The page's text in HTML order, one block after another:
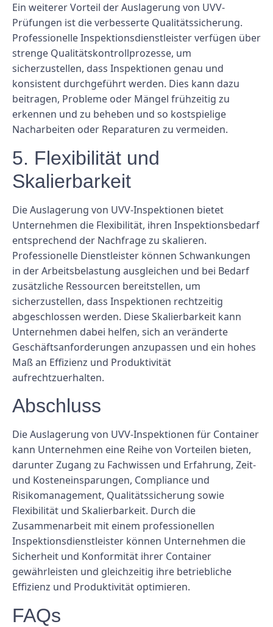
Ein weiterer Vorteil der Auslagerung von UVV-
Prüfungen ist die verbesserte Qualitätssicherung.
Professionelle Inspektionsdienstleister verfügen über
strenge Qualitätskontrollprozesse, um
sicherzustellen, dass Inspektionen genau und
konsistent durchgeführt werden. Dies kann dazu
beitragen, Probleme oder Mängel frühzeitig zu
erkennen und zu beheben und so kostspielige
Nacharbeiten oder Reparaturen zu vermeiden.
5. Flexibilität und
Skalierbarkeit
Die Auslagerung von UVV-Inspektionen bietet
Unternehmen die Flexibilität, ihren Inspektionsbedarf
entsprechend der Nachfrage zu skalieren.
Professionelle Dienstleister können Schwankungen
in der Arbeitsbelastung ausgleichen und bei Bedarf
zusätzliche Ressourcen bereitstellen, um
sicherzustellen, dass Inspektionen rechtzeitig
abgeschlossen werden. Diese Skalierbarkeit kann
Unternehmen dabei helfen, sich an veränderte
Geschäftsanforderungen anzupassen und ein hohes
Maß an Effizienz und Produktivität
aufrechtzuerhalten.
Abschluss
Die Auslagerung von UVV-Inspektionen für Container
kann Unternehmen eine Reihe von Vorteilen bieten,
darunter Zugang zu Fachwissen und Erfahrung, Zeit-
und Kosteneinsparungen, Compliance und
Risikomanagement, Qualitätssicherung sowie
Flexibilität und Skalierbarkeit. Durch die
Zusammenarbeit mit einem professionellen
Inspektionsdienstleister können Unternehmen die
Sicherheit und Konformität ihrer Container
gewährleisten und gleichzeitig ihre betriebliche
Effizienz und Produktivität optimieren.
FAQs